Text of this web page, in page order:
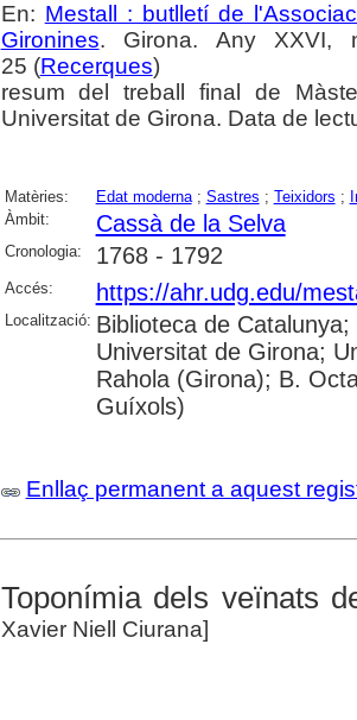
En: Mestall : butlletí de
Gironines. Girona. Any XXVI,
25 (Recerques)
resum del treball final de
Universitat de Girona. Data de
Matèries: Edat moderna; Sastres ; Teixidors ;
Àmbit:
Cassà de la Selva
Cronologia: 1768 - 1792
Accés: https://ahr.udg.edu/
Localització: Biblioteca de
Universitat de Girona;
Rahola (Girona); B.
Guíxols)
Enllaç permanent a aquest
Toponímia dels veïnats
Xavier Niell Ciurana]